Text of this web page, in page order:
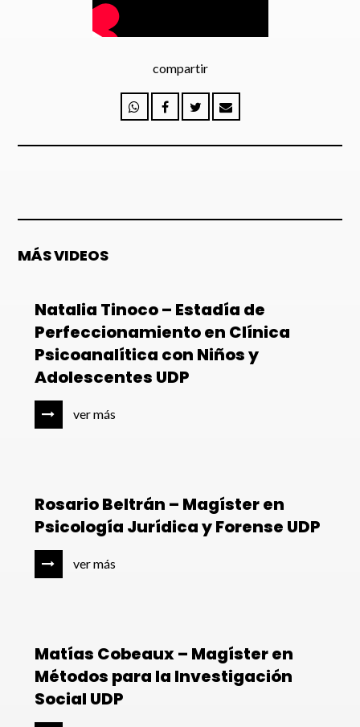
compartir
MÁS VIDEOS
Natalia Tinoco – Estadía de
Perfeccionamiento en Clínica
Psicoanalítica con Niños y
Adolescentes UDP
ver más
Rosario Beltrán – Magíster en
Psicología Jurídica y Forense UDP
ver más
Matías Cobeaux – Magíster en
Métodos para la Investigación
Social UDP